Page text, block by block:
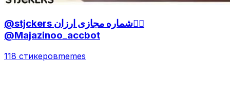
@stjckers شماره مجازی ارزان👉🏼
@Majazinoo_accbot
118 стикеровmemes